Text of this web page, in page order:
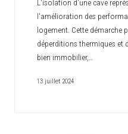
L'isolation d'une cave
l'amélioration des
logement. Cette démarche
déperditions thermiques et
bien immobilier,…
13 juillet 2024